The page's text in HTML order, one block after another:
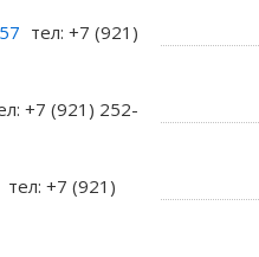
тел: +7 (921)
+7 (921) 252-
тел: +7 (921)